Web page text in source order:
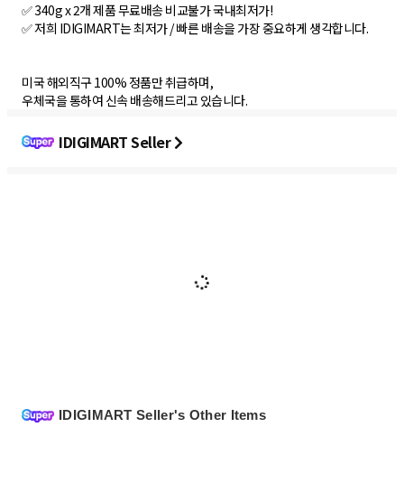
✅ 340g x 2개 제품 무료배송 비교불가 국내최저가!
✅ 저희 IDIGIMART는 최저가 / 빠른 배송을 가장 중요하게 생각합니다.
미국 해외직구 100% 정품만 취급하며,
우체국을 통하여 신속 배송해드리고 있습니다.
IDIGIMART Seller
IDIGIMART Seller's Other Items